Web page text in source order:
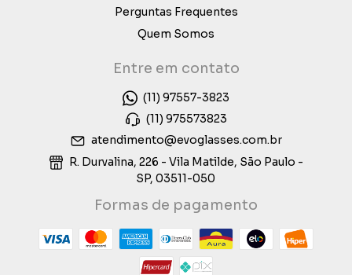
Perguntas Frequentes
Quem Somos
Entre em contato
(11) 97557-3823
(11) 975573823
atendimento@evoglasses.com.br
R. Durvalina, 226 - Vila Matilde, São Paulo -
SP, 03511-050
Formas de pagamento